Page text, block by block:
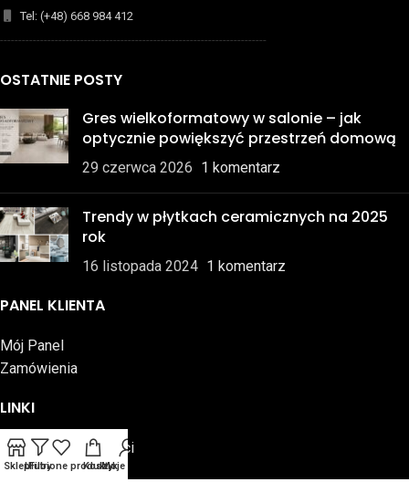
Tel: (+48) 668 984 412
-------------------------------------------------------------------------
OSTATNIE POSTY
Gres wielkoformatowy w salonie – jak
optycznie powiększyć przestrzeń domową
29 czerwca 2026 1 komentarz
Trendy w płytkach ceramicznych na 2025
rok
16 listopada 2024 1 komentarz
PANEL KLIENTA
Mój Panel
Zamówienia
LINKI
Polityka Prywatności
Regulamin
SklepFiltry
Ulubione produkty
KoszykMoje konto